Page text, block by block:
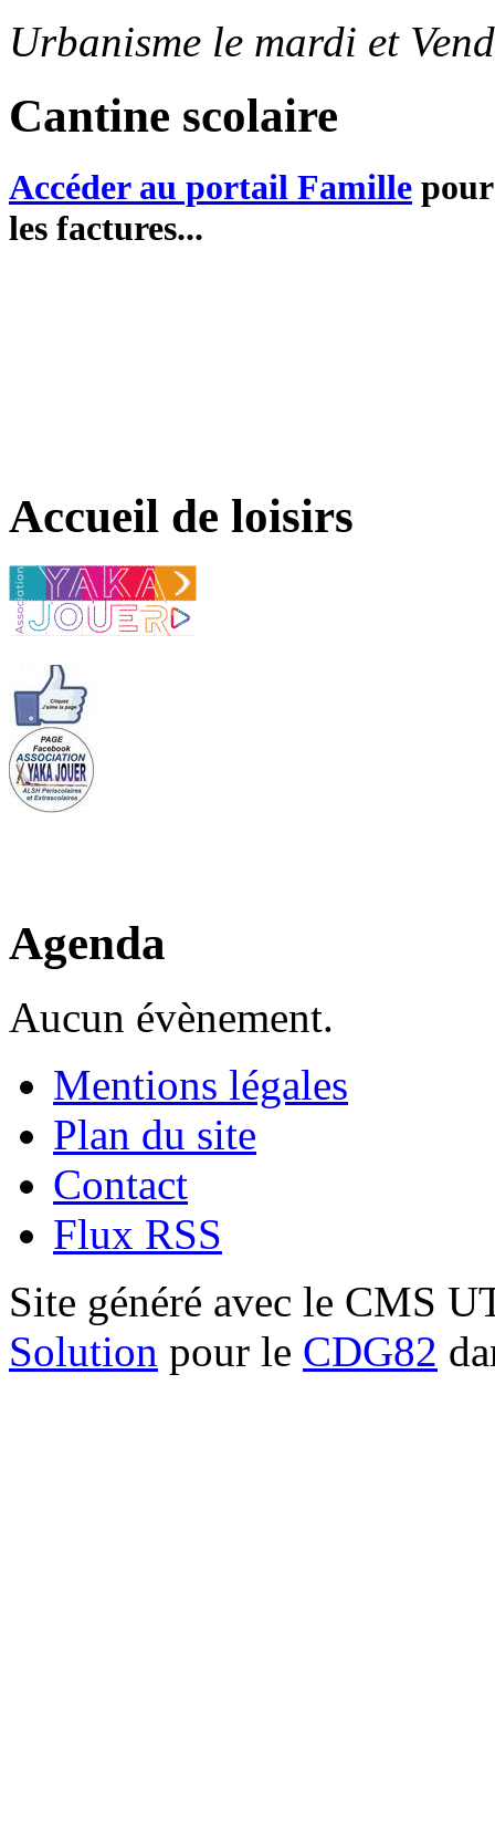
Urbanisme le mardi et
Cantine scolaire
Accéder au portail Famille
les factures...
Accueil de loisirs
Agenda
Aucun évènement.
Mentions légales
Plan du site
Contact
Flux RSS
Site généré avec le CMS
Solution pour le CDG82